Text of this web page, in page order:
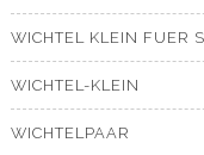
WICHTEL KLEIN FUER
WICHTEL-KLEIN
WICHTELPAAR